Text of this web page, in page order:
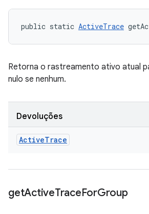
public static ActiveTrace
Retorna o rastreamento ativo atual
nulo se nenhum.
Devoluções
ActiveTrace
getActiveTraceForGroup